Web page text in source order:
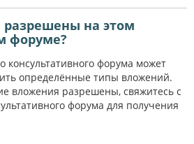
на этом
форуме?
консультативного форума может
определённые типы вложений.
вложения разрешены, свяжитесь с
форума для получения